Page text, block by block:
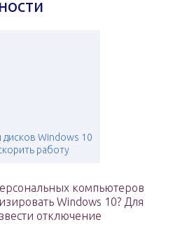
Windows 10
работу
компьютеров
Windows 10? Для
отключение